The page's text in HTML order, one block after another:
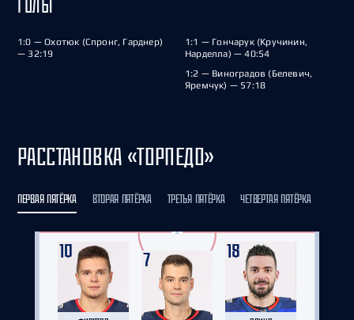
ГОЛЫ
1:0 — Охотюк (Спронг, Гарднер)
— 32:19
1:1 — Гончарук (Кручинин,
Нарделла) — 40:54
1:2 — Виноградов (Белевич,
Яремчук) — 57:18
РАССТАНОВКА «ТОРПЕДО»
ПЕРВАЯ ПЯТЁРКА ВТОРАЯ ПЯТЁРКА ТРЕТЬЯ ПЯТЁРКА ЧЕТВЕРТАЯ ПЯТЁРКА
7
18